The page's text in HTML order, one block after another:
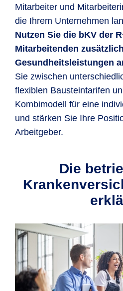
Mitarbeiter und
die Ihrem Unternehmen
Nutzen Sie die bKV der
Mitarbeitenden
Gesundheitsleistungen
Sie zwischen
flexiblen Bausteintarifen
Kombimodell für eine
und stärken Sie Ihre
Arbeitgeber.
Die